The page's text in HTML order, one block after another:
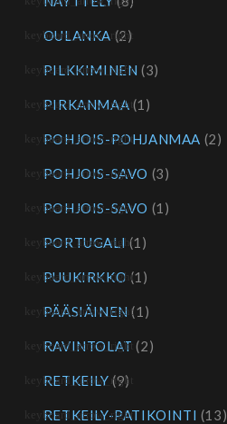
OULANKA (2)
PILKKIMINEN (3)
PIRKANMAA (1)
POHJOIS-POHJANMAA (2)
POHJOIS-SAVO (3)
POHJOIS-SAVO (1)
PORTUGALI (1)
PUUKIRKKO (1)
PÄÄSIÄINEN (1)
RAVINTOLAT (2)
RETKEILY (9)
RETKEILY-PATIKOINTI (13)